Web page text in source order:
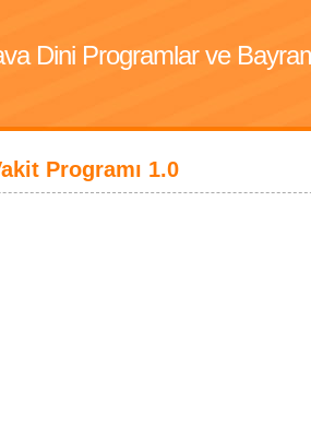
Dini Programlar ve
Programı 1.0